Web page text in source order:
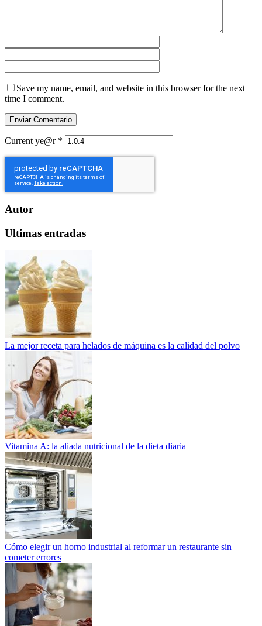
Save my name, email, and website in this browser for the next
time I comment.
Current ye@r *
Autor
Ultimas entradas
La mejor receta para helados de máquina es la calidad del polvo
Vitamina A: la aliada nutricional de la dieta diaria
Cómo elegir un horno industrial al reformar un restaurante sin
cometer errores